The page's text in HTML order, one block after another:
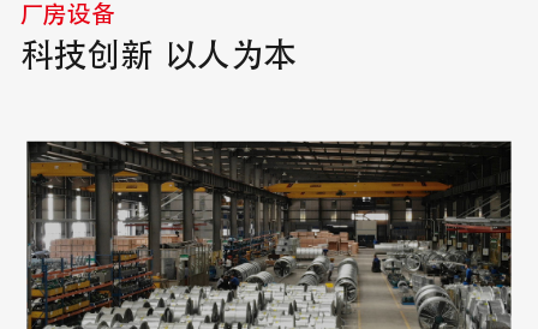
厂房设备
科技创新 以人为本